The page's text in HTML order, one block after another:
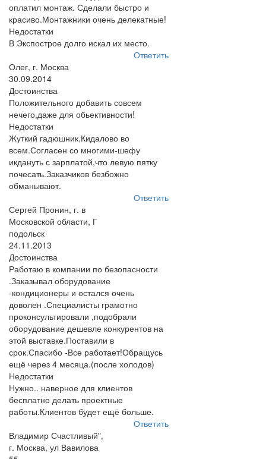
оплатил монтаж. Сделали быстро и
красиво.Монтажники очень делекатные!
Недостатки
В Экспострое долго искал их место.
Ответить
Олег, г. Москва
30.09.2014
Достоинства
Положительного добавить совсем
нечего,даже для обьективности!
Недостатки
Жуткий гадюшник.Кидалово во
всем.Согласен со многими-шефу
икдануть с зарплатой,что левую пятку
почесать.Заказчиков безбожно
обманывают.
Ответить
Сергей Пронин, г. в
Московской области, Г
подольск
24.11.2013
Достоинства
Работаю в компании по безопасности
.Заказывал оборудование
-кондиционеры и остался очень
доволен .Специалисты грамотно
проконсультировали ,подобрали
оборудование дешевле конкурентов на
этой выставке.Поставили в
срок.Спасибо -Все работает!Обращусь
ещё через 4 месяца.(после холодов)
Недостатки
Нужно.. наверное для клиентов
бесплатно делать проектные
работы.Клиентов будет ещё больше.
Ответить
Владимир Счастливый",
г. Москва, ул Вавилова